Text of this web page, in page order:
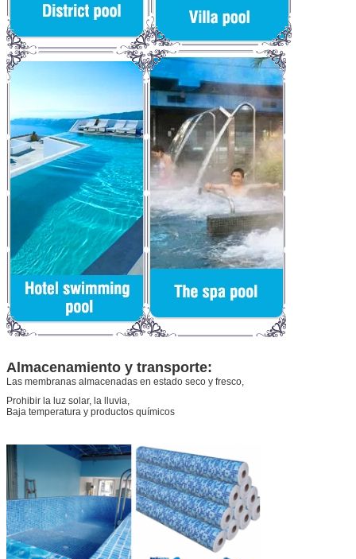
Almacenamiento y transporte:
Las membranas almacenadas en estado seco y fresco,
Prohibir la luz solar, la lluvia,
Baja temperatura y productos químicos